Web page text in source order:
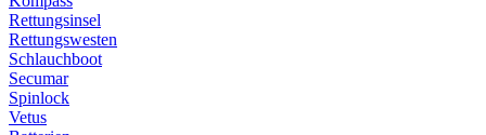
Rettungsinsel
Rettungswesten
Schlauchboot
Secumar
Spinlock
Vetus